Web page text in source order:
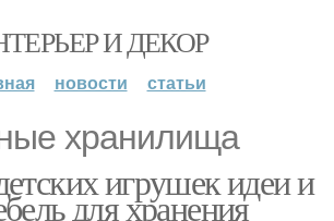
И ДЕКОР
новости статьи
хранилища
игрушек идеи и
для хранения